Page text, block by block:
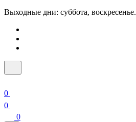
Выходные дни: суббота, воскресенье.
0
0
0